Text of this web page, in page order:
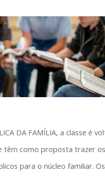
DA FAMÍLIA, a classe é
têm como proposta trazer os
para o núcleo familiar. Os